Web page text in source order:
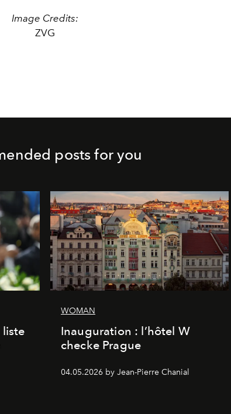
Image Credits:
ZVG
posts for you
liste
WOMAN
Inauguration : l’hôtel W
checke Prague
04.05.2026 by Jean-Pierre Chanial